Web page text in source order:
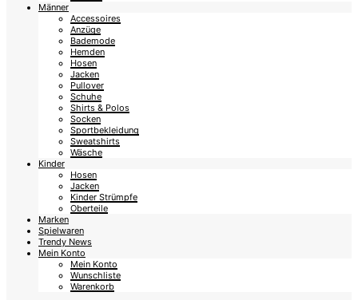
Männer
Accessoires
Anzüge
Bademode
Hemden
Hosen
Jacken
Pullover
Schuhe
Shirts & Polos
Socken
Sportbekleidung
Sweatshirts
Wäsche
Kinder
Hosen
Jacken
Kinder Strümpfe
Oberteile
Marken
Spielwaren
Trendy News
Mein Konto
Mein Konto
Wunschliste
Warenkorb